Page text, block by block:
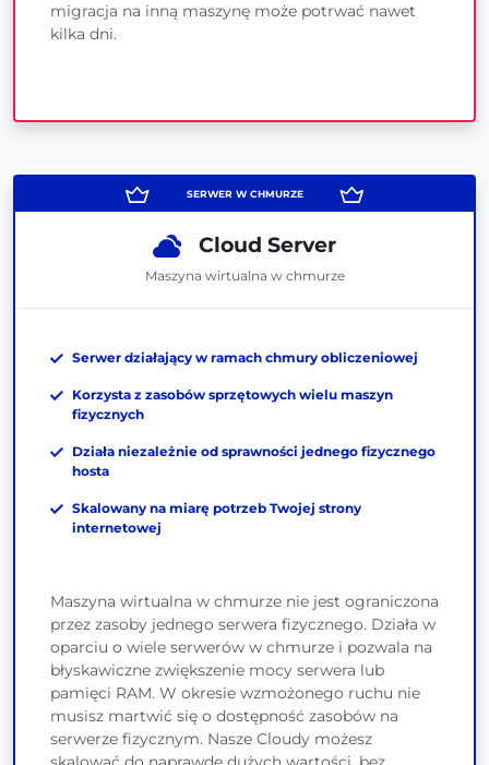
migracja na inną maszynę może potrwać nawet
kilka dni.
Cloud Server
Maszyna wirtualna w chmurze
Serwer działający w ramach chmury obliczeniowej
Korzysta z zasobów sprzętowych wielu maszyn
fizycznych
Działa niezależnie od sprawności jednego fizycznego
hosta
Skalowany na miarę potrzeb Twojej strony
internetowej
Maszyna wirtualna w chmurze nie jest ograniczona
przez zasoby jednego serwera fizycznego. Działa w
oparciu o wiele serwerów w chmurze i pozwala na
błyskawiczne zwiększenie mocy serwera lub
pamięci RAM. W okresie wzmożonego ruchu nie
musisz martwić się o dostępność zasobów na
serwerze fizycznym. Nasze Cloudy możesz